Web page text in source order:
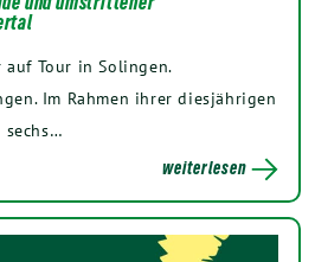
Tour in Solingen.
Im Rahmen ihrer diesjährigen
sechs…
weiterlesen